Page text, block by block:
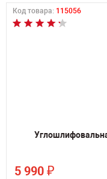
Код товара: 115056
5 990 ₽